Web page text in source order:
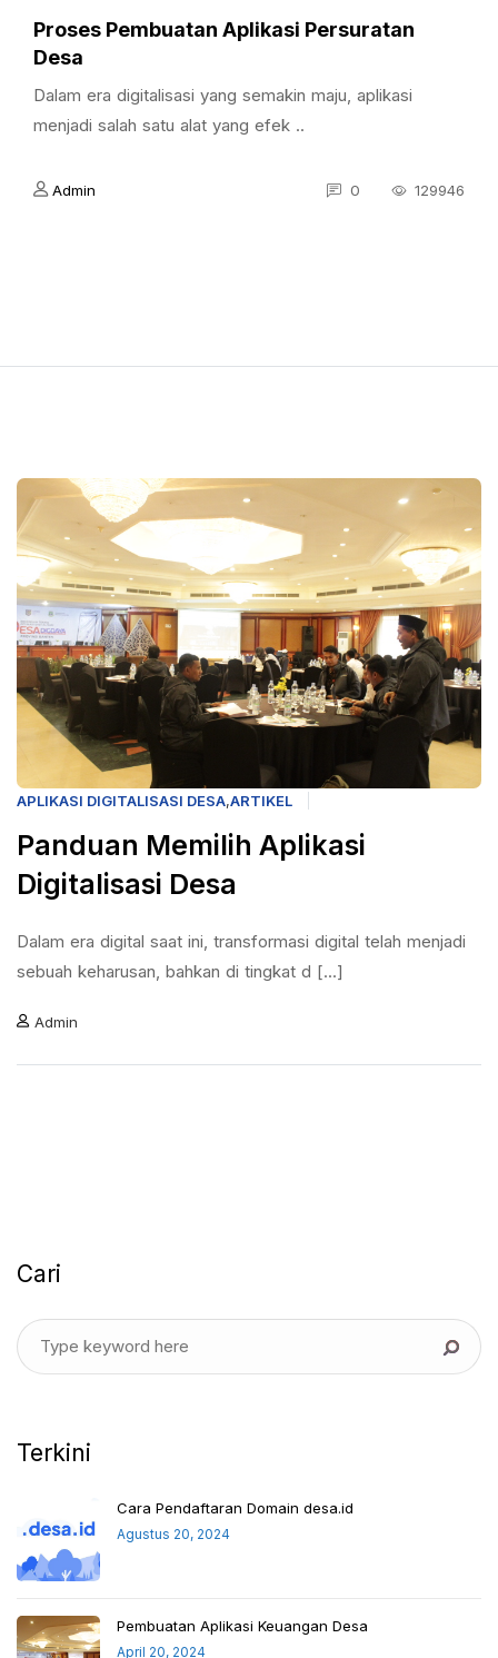
Proses Pembuatan Aplikasi Persuratan
Desa
Dalam era digitalisasi yang semakin maju, aplikasi
menjadi salah satu alat yang efek ..
Admin 0 129946
APLIKASI DIGITALISASI DESA,ARTIKEL
Panduan Memilih Aplikasi
Digitalisasi Desa
Dalam era digital saat ini, transformasi digital telah menjadi
sebuah keharusan, bahkan di tingkat d [...]
Admin
Cari
Terkini
Cara Pendaftaran Domain desa.id
Agustus 20, 2024
Pembuatan Aplikasi Keuangan Desa
April 20, 2024